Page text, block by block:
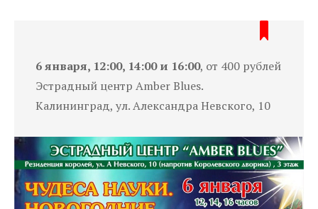
6 января, 12:00, 14:00 и 16:00, от 400 рублей
Эстрадный центр Amber Blues.
Калининград, ул. Александра Невского, 10